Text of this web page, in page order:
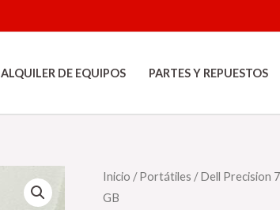
ALQUILER DE EQUIPOS PARTES Y REPUESTOS
Inicio /Portátiles / Dell Precision
GB